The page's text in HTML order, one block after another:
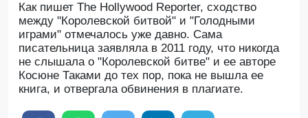
Как пишет The Hollywood Reporter, сходство
между "Королевской битвой" и "Голодными
играми" отмечалось уже давно. Сама
писательница заявляла в 2011 году, что никогда
не слышала о "Королевской битве" и ее авторе
Косюне Таками до тех пор, пока не вышла ее
книга, и отвергала обвинения в плагиате.